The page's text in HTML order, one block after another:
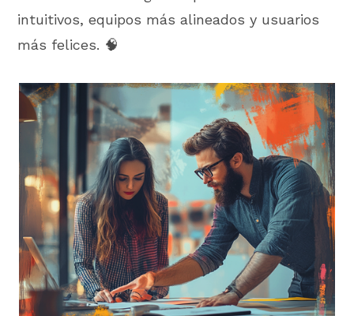
intuitivos, equipos más alineados y usuarios
más felices. 🧠